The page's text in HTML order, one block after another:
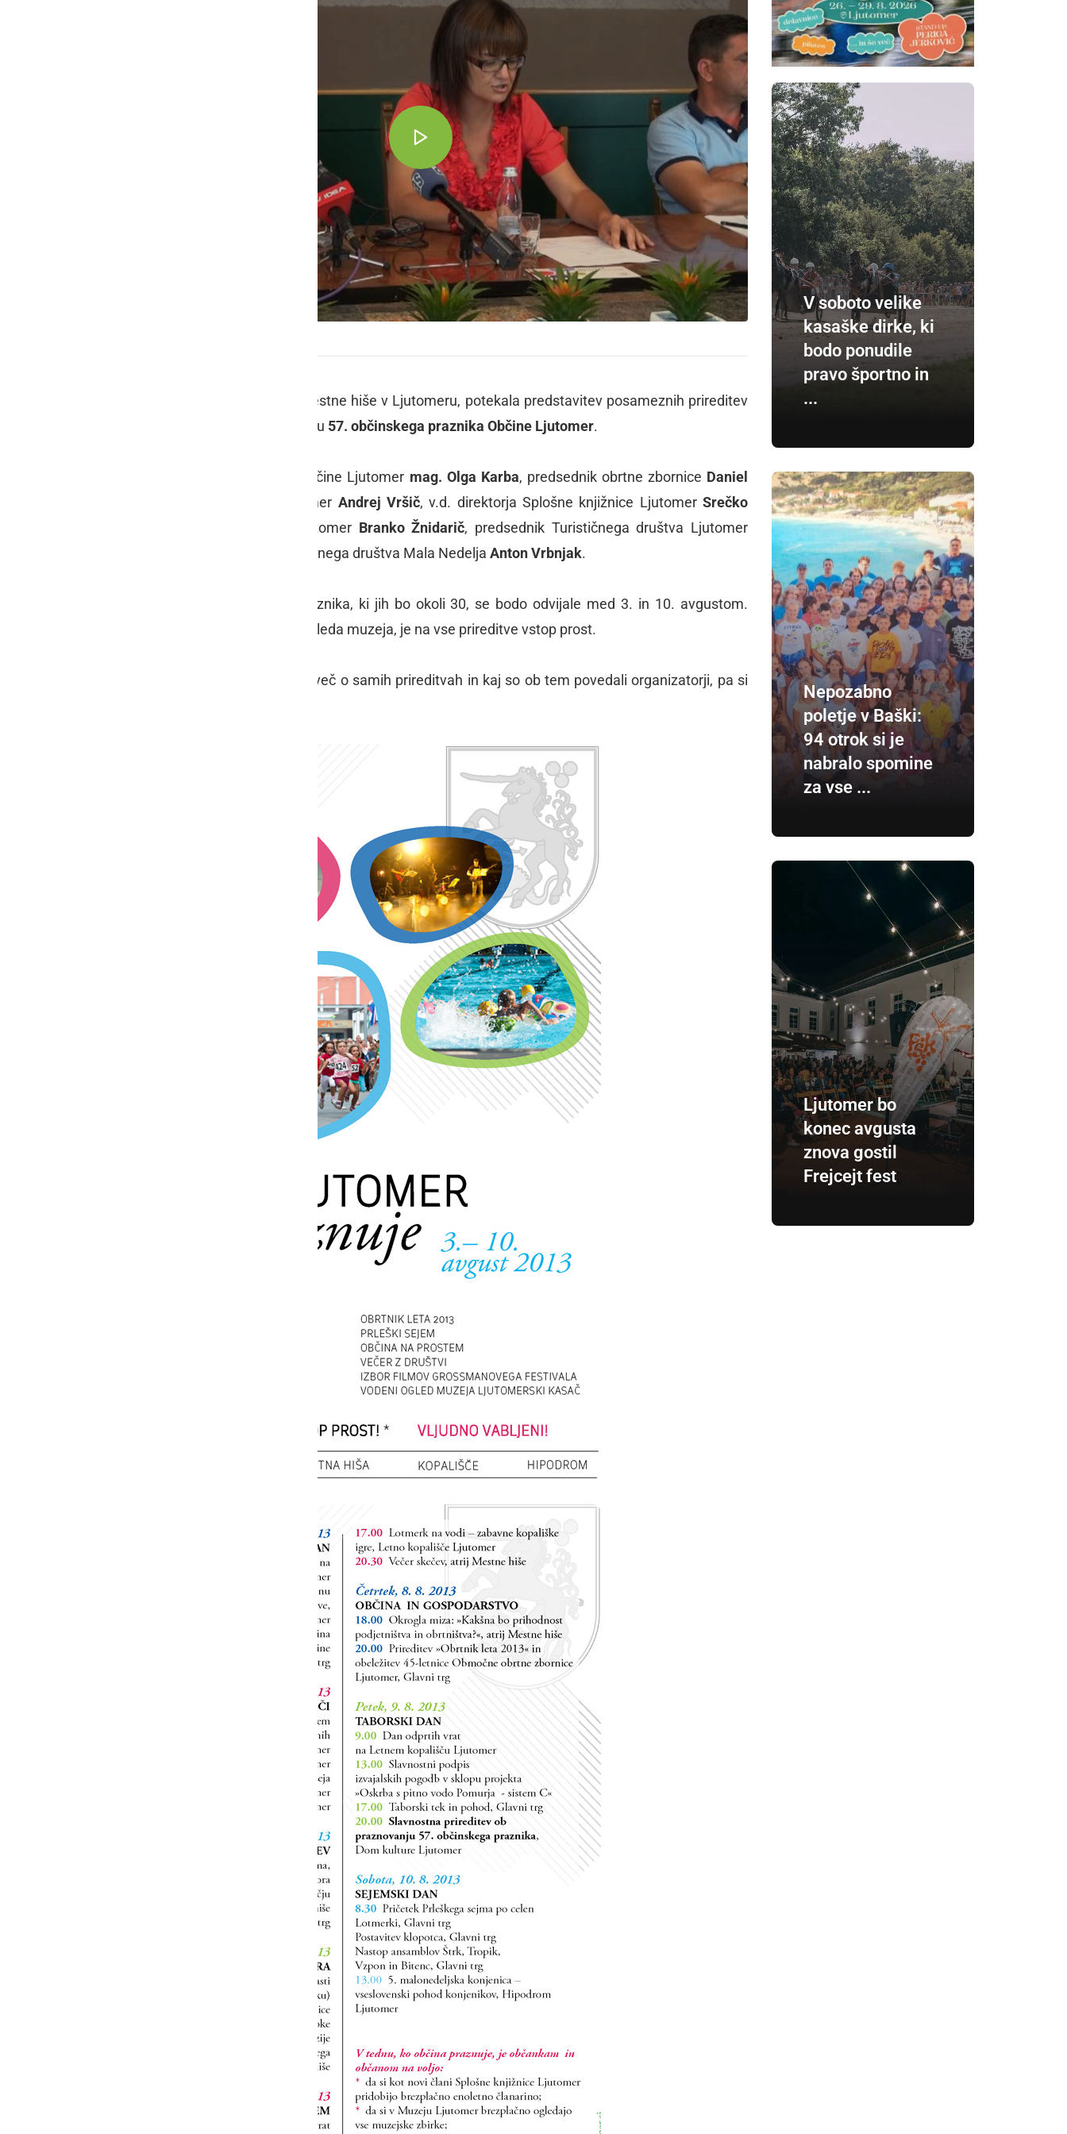
V sredo, 31. julija, je v županatu Mestne hiše v Ljutomeru, potekala predstavitev posameznih prireditev
in dogodkov, ki bodo potekali v okviru 57. občinskega praznika Občine Ljutomer.
Dogodke so predstavili županja Občine Ljutomer mag. Olga Karba, predsednik obrtne zbornice Daniel
, direktor LTO Prlekija Ljutomer Andrej Vršič, v.d. direktorja Splošne knjižnice LjutomerSrečko
, direktor zavoda ŠIM Ljutomer Branko Žnidarič, predsednik Turističnega društva Ljutomer
in predsednik Turističnega društva Mala Nedelja Anton Vrbnjak.
Prireditve v sklopu občinskega praznika, ki jih bo okoli 30, se bodo odvijale med 3. in 10. avgustom.
Razen kasaških dirk in vodenega ogleda muzeja, je na vse prireditve vstop prost.
Program si lahko ogledate spodaj, več o samih prireditvah in kaj so ob tem povedali organizatorji, pa si
V soboto velike
kasaške dirke, ki
bodo ponudile
pravo športno in
...
Nepozabno
poletje v Baški:
94 otrok si je
nabralo spomine
za vse ...
Ljutomer bo
konec avgusta
znova gostil
Frejcejt fest